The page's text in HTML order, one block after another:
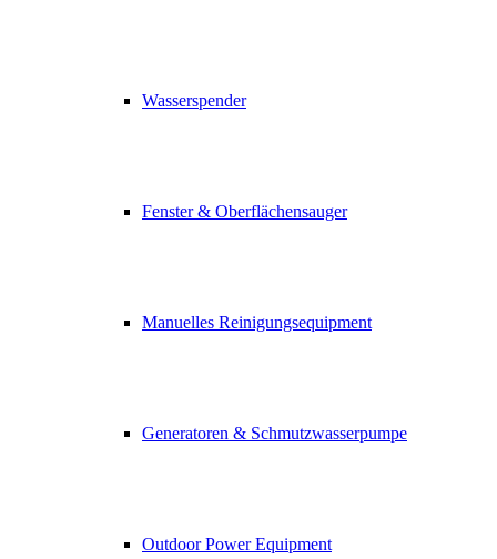
Wasserspender
Fenster & Oberflächensauger
Manuelles Reinigungsequipment
Generatoren & Schmutzwasserpumpe
Outdoor Power Equipment